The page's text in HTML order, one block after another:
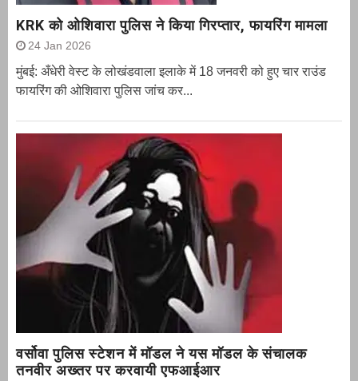
KRK को ओशिवारा पुलिस ने किया गिरप्तार, फायरिंग मामला
24 Jan 2026
मुंबई: अँधेरी वेस्ट के लोखंडवाला इलाके में 18 जनवरी को हुए चार राउंड
फायरिंग की ओशिवारा पुलिस जांच कर...
वर्सोवा पुलिस स्टेशन में मॉडल ने यस मॉडल के संचालक
तनवीर अख्तर पर करवायी एफआईआर